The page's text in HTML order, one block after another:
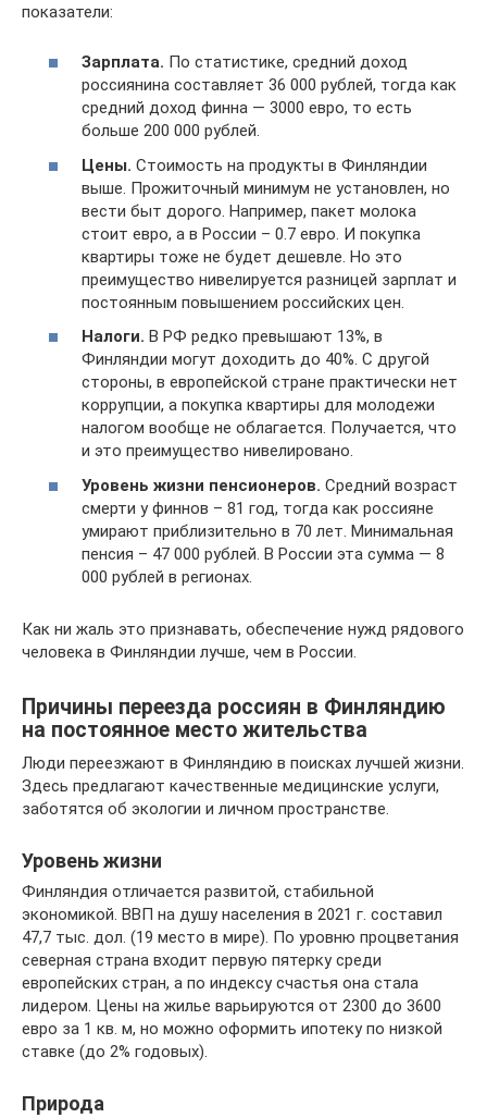
показатели:
Зарплата. По статистике, средний доход
россиянина составляет 36 000 рублей, тогда как
средний доход финна — 3000 евро, то есть
больше 200 000 рублей.
Цены. Стоимость на продукты в Финляндии
выше. Прожиточный минимум не установлен, но
вести быт дорого. Например, пакет молока
стоит евро, а в России – 0.7 евро. И покупка
квартиры тоже не будет дешевле. Но это
преимущество нивелируется разницей зарплат и
постоянным повышением российских цен.
Налоги. В РФ редко превышают 13%, в
Финляндии могут доходить до 40%. С другой
стороны, в европейской стране практически нет
коррупции, а покупка квартиры для молодежи
налогом вообще не облагается. Получается, что
и это преимущество нивелировано.
Уровень жизни пенсионеров. Средний возраст
смерти у финнов – 81 год, тогда как россияне
умирают приблизительно в 70 лет. Минимальная
пенсия – 47 000 рублей. В России эта сумма — 8
000 рублей в регионах.
Как ни жаль это признавать, обеспечение нужд рядового
человека в Финляндии лучше, чем в России.
Причины переезда россиян в Финляндию
на постоянное место жительства
Люди переезжают в Финляндию в поисках лучшей жизни.
Здесь предлагают качественные медицинские услуги,
заботятся об экологии и личном пространстве.
Уровень жизни
Финляндия отличается развитой, стабильной
экономикой. ВВП на душу населения в 2021 г. составил
47,7 тыс. дол. (19 место в мире). По уровню процветания
северная страна входит первую пятерку среди
европейских стран, а по индексу счастья она стала
лидером. Цены на жилье варьируются от 2300 до 3600
евро за 1 кв. м, но можно оформить ипотеку по низкой
ставке (до 2% годовых).
Природа